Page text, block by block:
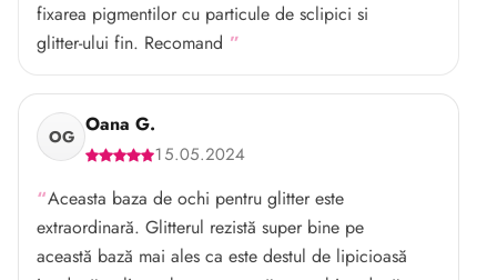
fixarea pigmentilor cu particule de sclipici si
glitter-ului fin. Recomand
OG Oana G.
15.05.2024
Aceasta baza de ochi pentru glitter este
extraordinară. Glitterul rezistă super bine pe
această bază mai ales ca este destul de lipicioasă